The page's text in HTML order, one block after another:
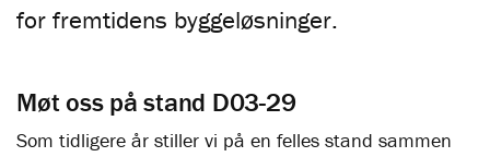
for fremtidens byggeløsninger.
Møt oss på stand D03-29
Som tidligere år stiller vi på en felles stand sammen